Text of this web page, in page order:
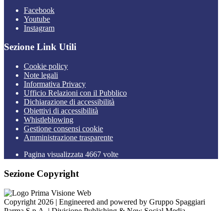
Facebook
Youtube
Instagram
Sezione Link Utili
Cookie policy
Note legali
Informativa Privacy
Ufficio Relazioni con il Pubblico
Dichiarazione di accessibilità
Obiettivi di accessibilità
Whistleblowing
Gestione consensi cookie
Amministrazione trasparente
Pagina visualizzata 4667 volte
Sezione Copyright
Copyright 2026 | Engineered and powered by Gruppo Spaggiari